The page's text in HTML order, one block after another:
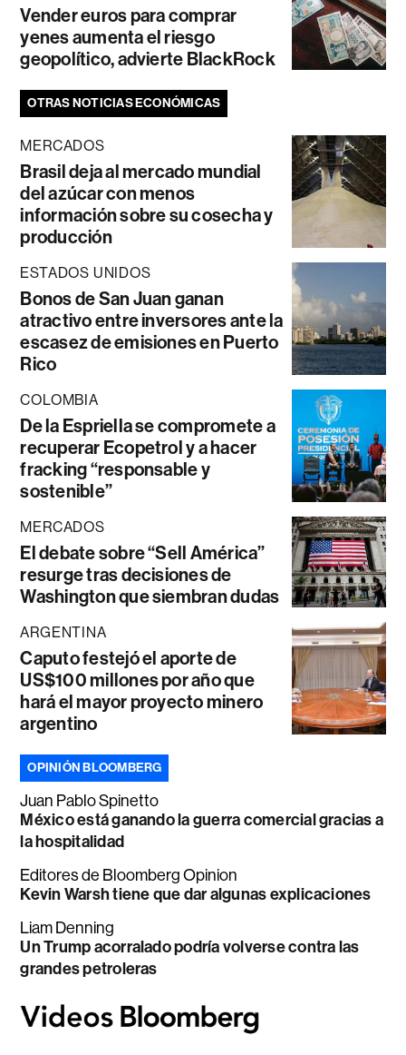
Vender euros para comprar
yenes aumenta el riesgo
geopolítico, advierte BlackRock
OTRAS NOTICIAS ECONÓMICAS
MERCADOS
Brasil deja al mercado mundial
del azúcar con menos
información sobre su cosecha y
producción
ESTADOS UNIDOS
Bonos de San Juan ganan
atractivo entre inversores ante la
escasez de emisiones en Puerto
Rico
COLOMBIA
De la Espriella se compromete a
recuperar Ecopetrol y a hacer
fracking “responsable y
sostenible”
MERCADOS
El debate sobre “Sell América”
resurge tras decisiones de
Washington que siembran dudas
ARGENTINA
Caputo festejó el aporte de
US$100 millones por año que
hará el mayor proyecto minero
argentino
OPINIÓN BLOOMBERG
Juan Pablo Spinetto
México está ganando la guerra comercial gracias a
la hospitalidad
Editores de Bloomberg Opinion
Kevin Warsh tiene que dar algunas explicaciones
Liam Denning
Un Trump acorralado podría volverse contra las
grandes petroleras